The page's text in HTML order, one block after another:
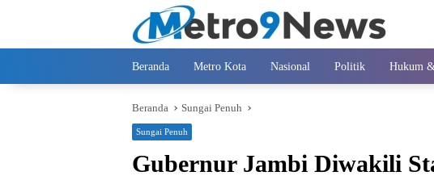
Beranda Metro Kota Nasional Politik Hukum
Beranda Sungai Penuh
Sungai Penuh
Gubernur Jambi Diwakili